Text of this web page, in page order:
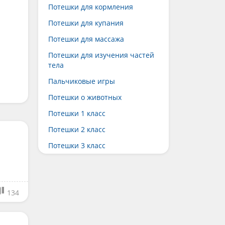
134
Потешки для кормления
Потешки для купания
Потешки для массажа
Потешки для изучения частей
тела
Пальчиковые игры
Потешки о животных
Потешки 1 класс
Потешки 2 класс
Потешки 3 класс